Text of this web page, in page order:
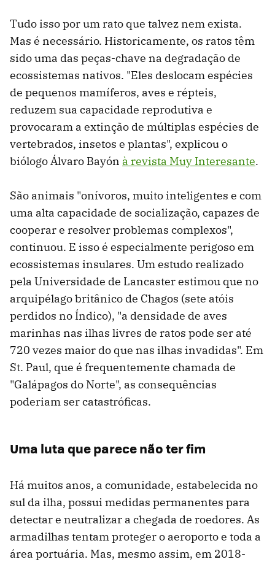
Tudo isso por um rato que talvez nem exista.
Mas é necessário. Historicamente, os ratos têm
sido uma das peças-chave na degradação de
ecossistemas nativos. "Eles deslocam espécies
de pequenos mamíferos, aves e répteis,
reduzem sua capacidade reprodutiva e
provocaram a extinção de múltiplas espécies de
vertebrados, insetos e plantas", explicou o
biólogo Álvaro Bayón à revista Muy Interesante.
São animais "onívoros, muito inteligentes e com
uma alta capacidade de socialização, capazes de
cooperar e resolver problemas complexos",
continuou. E isso é especialmente perigoso em
ecossistemas insulares. Um estudo realizado
pela Universidade de Lancaster estimou que no
arquipélago britânico de Chagos (sete atóis
perdidos no Índico), "a densidade de aves
marinhas nas ilhas livres de ratos pode ser até
720 vezes maior do que nas ilhas invadidas". Em
St. Paul, que é frequentemente chamada de
"Galápagos do Norte", as consequências
poderiam ser catastróficas.
Uma luta que parece não ter fim
Há muitos anos, a comunidade, estabelecida no
sul da ilha, possui medidas permanentes para
detectar e neutralizar a chegada de roedores. As
armadilhas tentam proteger o aeroporto e toda a
área portuária. Mas, mesmo assim, em 2018-